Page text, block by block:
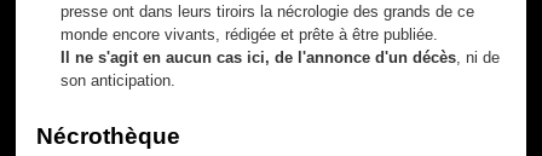
presse ont dans leurs tiroirs la nécrologie des grands de ce
monde encore vivants, rédigée et prête à être publiée.
Il ne s'agit en aucun cas ici, de l'annonce d'un décès , ni de
son anticipation.
Nécrothèque